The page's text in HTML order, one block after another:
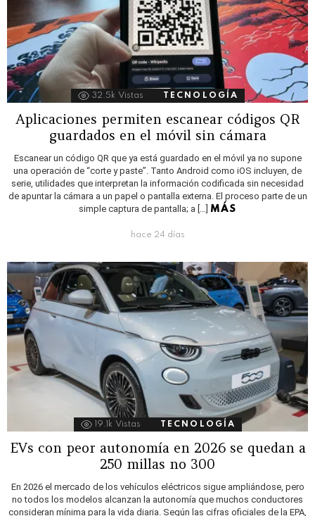
32.5k Vistas TECNOLOGÍA
Aplicaciones permiten escanear códigos QR
guardados en el móvil sin cámara
Escanear un código QR que ya está guardado en el móvil ya no supone
una operación de “corte y paste”. Tanto Android como iOS incluyen, de
serie, utilidades que interpretan la información codificada sin necesidad
de apuntar la cámara a un papel o pantalla externa. El proceso parte de un
simple captura de pantalla; a […] MÁS
hace 24 días
19.1k Vistas TECNOLOGÍA
EVs con peor autonomía en 2026 se quedan a
250 millas no 300
En 2026 el mercado de los vehículos eléctricos sigue ampliándose, pero
no todos los modelos alcanzan la autonomía que muchos conductores
consideran mínima para la vida diaria. Según las cifras oficiales de la EPA,